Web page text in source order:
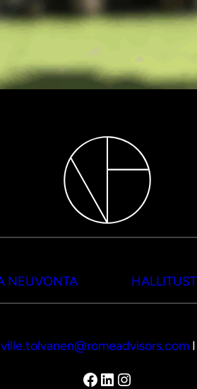
NEUVONTA
ville.tolvanen@romeadvisors.comI
Facebook
LinkedIn
Instagram